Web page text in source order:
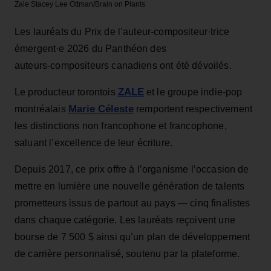
Zale Stacey Lee Ottman/Brain on Plants
Les lauréats du Prix de l’auteur‑compositeur·trice
émergent·e 2026 du Panthéon des
auteurs‑compositeurs canadiens ont été dévoilés.
Le producteur torontois ZALEet le groupe indie‑pop
montréalais Marie Célesteremportent respectivement
les distinctions non francophone et francophone,
saluant l’excellence de leur écriture.
Depuis 2017, ce prix offre à l’organisme l’occasion de
mettre en lumière une nouvelle génération de talents
prometteurs issus de partout au pays — cinq finalistes
dans chaque catégorie. Les lauréats reçoivent une
bourse de 7 500 $ ainsi qu’un plan de développement
de carrière personnalisé, soutenu par la plateforme.